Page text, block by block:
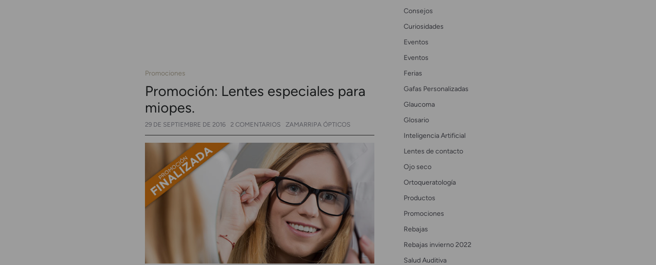
Promociones
Promoción: Lentes especiales para
miopes.
29 DE SEPTIEMBRE DE 2016 2 COMENTARIOS ZAMARRIPA ÓPTICOS
Consejos
Curiosidades
Eventos
Eventos
Ferias
Gafas Personalizadas
Glaucoma
Glosario
Inteligencia Artificial
Lentes de contacto
Ojo seco
Ortoqueratología
Productos
Promociones
Rebajas
Rebajas invierno 2022
Salud Auditiva